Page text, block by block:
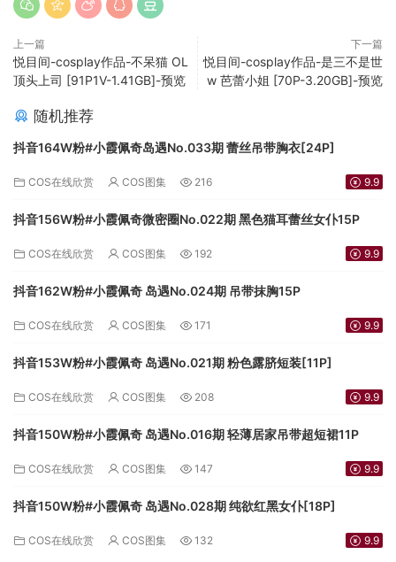
上一篇
悦目间-cosplay作品-不呆猫 OL
顶头上司 [91P1V-1.41GB]-预览
下一篇
悦目间-cosplay作品-是三不是世
w 芭蕾小姐 [70P-3.20GB]-预览
随机推荐
抖音164W粉#小霞佩奇岛遇No.033期 蕾丝吊带胸衣[24P]
COS在线欣赏 COS图集 216 9.9
抖音156W粉#小霞佩奇微密圈No.022期 黑色猫耳蕾丝女仆15P
COS在线欣赏 COS图集 192 9.9
抖音162W粉#小霞佩奇 岛遇No.024期 吊带抹胸15P
COS在线欣赏 COS图集 171 9.9
抖音153W粉#小霞佩奇 岛遇No.021期 粉色露脐短装[11P]
COS在线欣赏 COS图集 208 9.9
抖音150W粉#小霞佩奇 岛遇No.016期 轻薄居家吊带超短裙11P
COS在线欣赏 COS图集 147 9.9
抖音150W粉#小霞佩奇 岛遇No.028期 纯欲红黑女仆[18P]
COS在线欣赏 COS图集 132 9.9